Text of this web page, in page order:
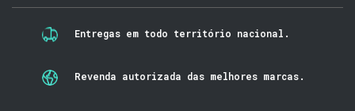
Entregas em todo território nacional.
Revenda autorizada das melhores marcas.